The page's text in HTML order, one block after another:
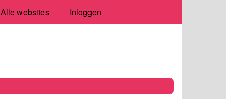
Alle websites Inloggen